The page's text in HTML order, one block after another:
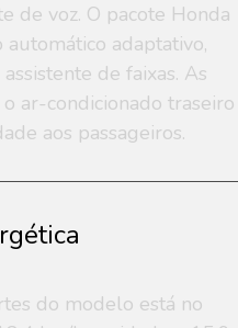
de voz. O pacote Honda
adaptativo,
de faixas. As
ar-condicionado traseiro
aos passageiros.
do modelo está no